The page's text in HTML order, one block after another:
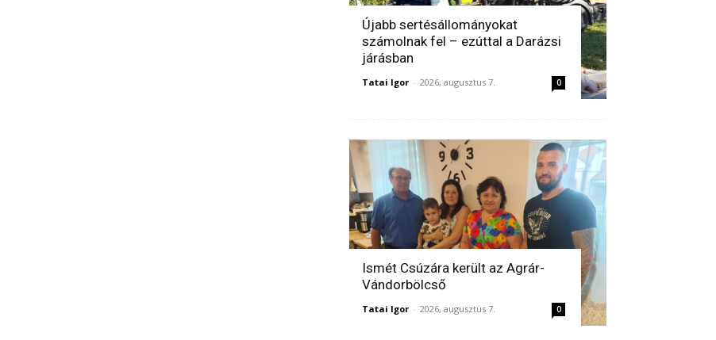
Újabb sertésállományokat
számolnak fel – ezúttal a Darázsi
járásban
Tatai Igor - 2026, augusztus 7. 0
Ismét Csúzára került az Agrár-
Vándorbölcső
Tatai Igor - 2026, augusztus 7. 0